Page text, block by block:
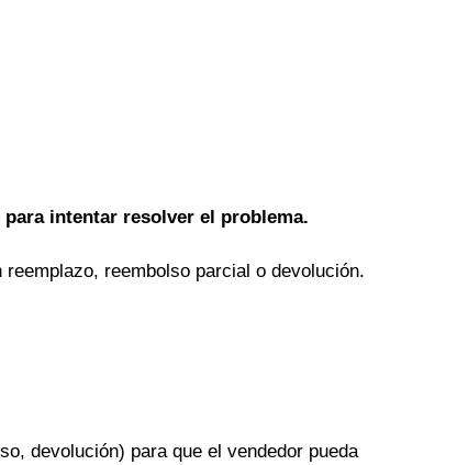
intentar resolver el problema.
reembolso parcial o devolución.
devolución) para que el vendedor pueda